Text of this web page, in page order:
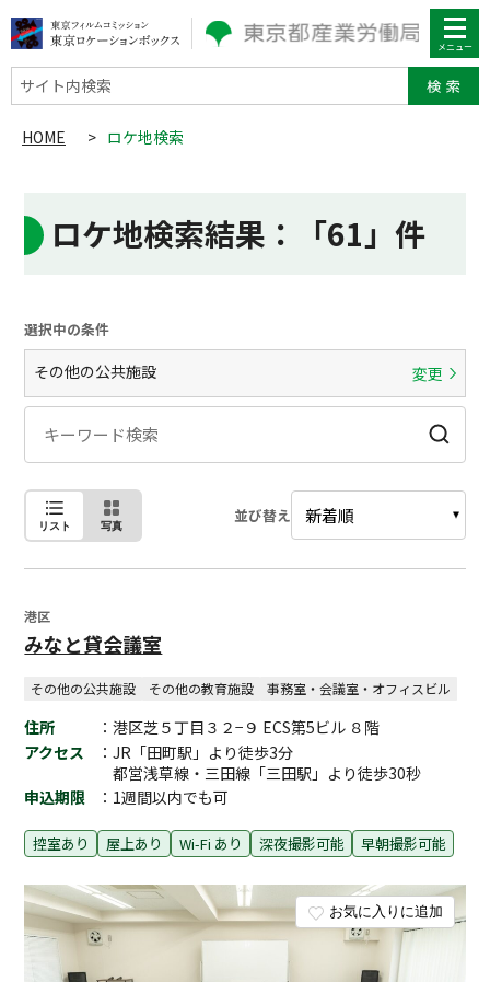
サイト内検索
HOME > ロケ地検索
ロケ地検索結果 ：「61」件
選択中の条件
その他の公共施設
リスト 写真
並び替え
お気に入りに追加
港区
みなと貸会議室
その他の公共施設 その他の教育施設 事務室・会議室・オフィスビル
住所
：港区芝５丁目３２−９ ECS第5ビル ８階
アクセス
：JR「田町駅」より徒歩3分
都営浅草線・三田線「三田駅」より徒歩30秒
申込期限
：1週間以内でも可
控室あり 屋上あり Wi-Fi あり 深夜撮影可能 早朝撮影可能